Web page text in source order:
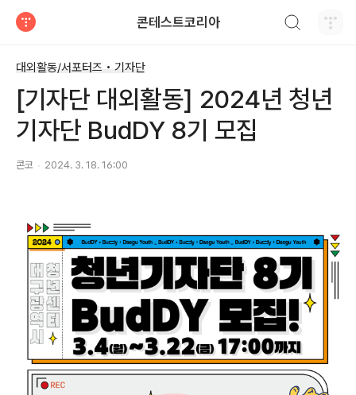
콘테스트코리아
대외활동/서포터즈 • 기자단
[기자단 대외활동] 2024년 청년
기자단 BudDY 8기 모집
콘코 2024. 3. 18. 16:00